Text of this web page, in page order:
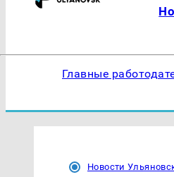
Главные
Новости